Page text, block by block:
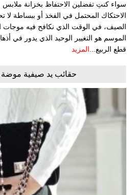
سواء كنتِ تفضلين الاحتفاظ بخزانة
الاحتكاك المحتمل في الفخذ أو ببساطة لا
الصيف، في الوقت الذي نكافح فيه موجات
الموسم هو التغيير الوحيد الذي يدور في
قطع الربيع... المزيد
حقائب يد صيفية موضة